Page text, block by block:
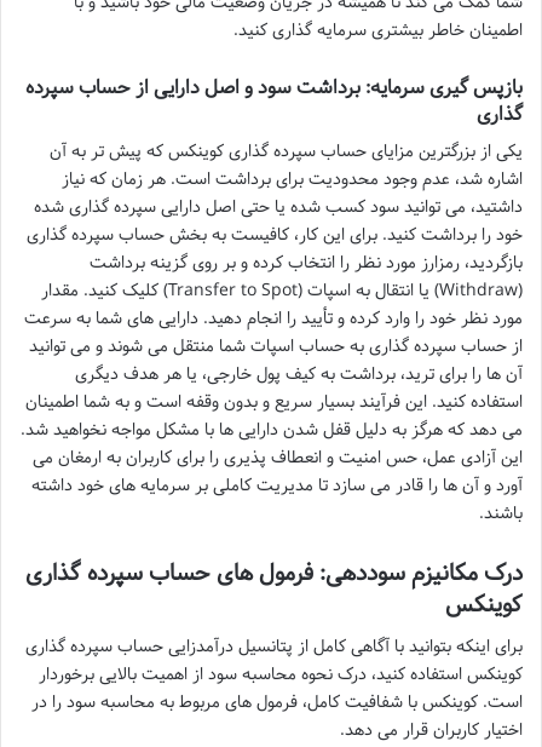
اطمینان خاطر بیشتری سرمایه گذاری کنید.
بازپس گیری سرمایه: برداشت سود و اصل دارایی از حساب سپرده
گذاری
یکی از بزرگترین مزایای حساب سپرده گذاری کوینکس که پیش تر به آن
اشاره شد، عدم وجود محدودیت برای برداشت است. هر زمان که نیاز
داشتید، می توانید سود کسب شده یا حتی اصل دارایی سپرده گذاری شده
خود را برداشت کنید. برای این کار، کافیست به بخش حساب سپرده گذاری
بازگردید، رمزارز مورد نظر را انتخاب کرده و بر روی گزینه برداشت
(Withdraw) یا انتقال به اسپات (Transfer to Spot) کلیک کنید. مقدار
مورد نظر خود را وارد کرده و تأیید را انجام دهید. دارایی های شما به سرعت
از حساب سپرده گذاری به حساب اسپات شما منتقل می شوند و می توانید
آن ها را برای ترید، برداشت به کیف پول خارجی، یا هر هدف دیگری
استفاده کنید. این فرآیند بسیار سریع و بدون وقفه است و به شما اطمینان
می دهد که هرگز به دلیل قفل شدن دارایی ها با مشکل مواجه نخواهید شد.
این آزادی عمل، حس امنیت و انعطاف پذیری را برای کاربران به ارمغان می
آورد و آن ها را قادر می سازد تا مدیریت کاملی بر سرمایه های خود داشته
باشند.
درک مکانیزم سوددهی: فرمول های حساب سپرده گذاری
کوینکس
برای اینکه بتوانید با آگاهی کامل از پتانسیل درآمدزایی حساب سپرده گذاری
کوینکس استفاده کنید، درک نحوه محاسبه سود از اهمیت بالایی برخوردار
است. کوینکس با شفافیت کامل، فرمول های مربوط به محاسبه سود را در
اختیار کاربران قرار می دهد.